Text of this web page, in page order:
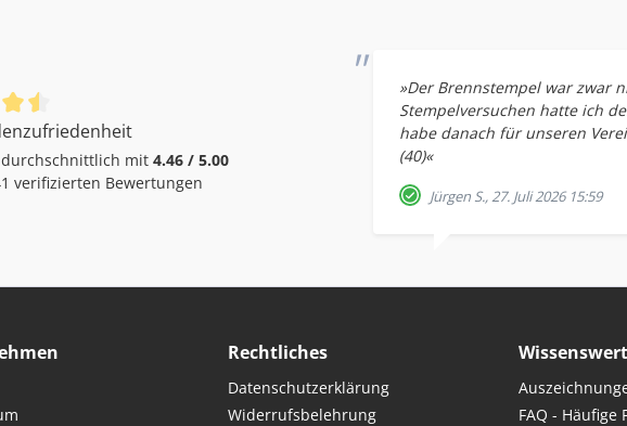
mit 4.46 / 5.00
verifizierten Bewertungen
»Der Brennstempel war zwar
Stempelversuchen hatte ich
habe danach für unseren
(40)«
Jürgen S., 27. Juli 2026 15:59
Rechtliches
Datenschutzerklärung
Widerrufsbelehrung
FAQ - Häufige